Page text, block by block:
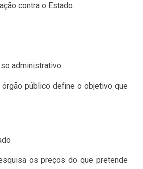
contra o Estado.
administrativo
público define o objetivo que
os preços do que pretende